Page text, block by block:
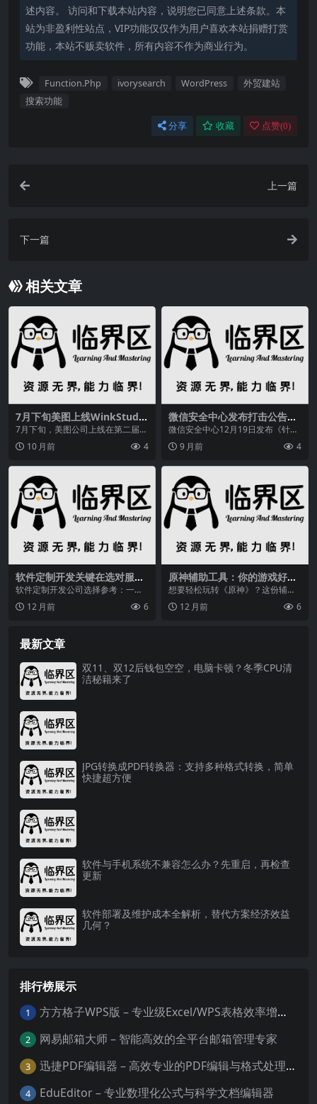
述内容。 访问和下载本站内容，说明您已同意上述条款。本
站为非盈利性站点，VIP功能仅仅作为用户喜欢本站捐赠打赏
功能，本站不贩卖软件，所有内容不作为商业行为。
Function.Php ivorysearch WordPress
外贸建站
搜索功能
分享 收藏 点赞(0)
上一篇
下一篇
相关文章
7月下旬美图上线WinkStudi
o，影视级渲染等亮点超吸睛
7月下旬，美图公司上线在第二届美
图影像节发布的桌面AI视频编辑工
具WinkStu...
10 月前 4
微信安全中心发布打击公告：
警惕木马病毒借社交平台传播
微信安全中心12月19日发布《针对
传播木马病毒行为的打击公告》：
近期，我们发现有...
9 月前 4
软件定制开发关键在选对服务
商，技术实力是基石
软件定制开发公司选择参考：一些
值得了解的软件定制开发公司,软件
定制开发公司
12 月前 6
原神辅助工具：你的游戏好帮
手
想要轻松玩转《原神》？这份辅助
工具大全帮你解决游戏难题，涵盖
伤害计算、遗物组合等...
12 月前 6
最新文章
双11、双12后钱包空空，电脑卡顿？冬季CPU清
洁秘籍来了
JPG转换成PDF转换器：支持多种格式转换，简单
快捷超方便
软件与手机系统不兼容怎么办？先重启，再检查
更新
软件部署及维护成本全解析，替代方案经济效益
几何？
排行榜展示
1 方方格子WPS版 – 专业级Excel/WPS表格效率增强插件
2 网易邮箱大师 – 智能高效的全平台邮箱管理专家
3 迅捷PDF编辑器 – 高效专业的PDF编辑与格式处理工具
4 EduEditor – 专业数理化公式与科学文档编辑器